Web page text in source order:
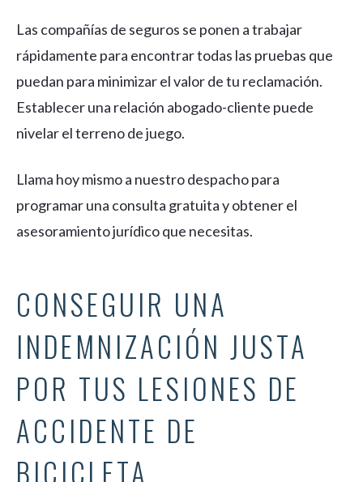
Las compañías de seguros se ponen a trabajar
rápidamente para encontrar todas las pruebas que
puedan para minimizar el valor de tu reclamación.
Establecer una relación abogado-cliente puede
nivelar el terreno de juego.
Llama hoy mismo a nuestro despacho para
programar una consulta gratuita y obtener el
asesoramiento jurídico que necesitas.
CONSEGUIR UNA
INDEMNIZACIÓN JUSTA
POR TUS LESIONES DE
ACCIDENTE DE
BICICLETA